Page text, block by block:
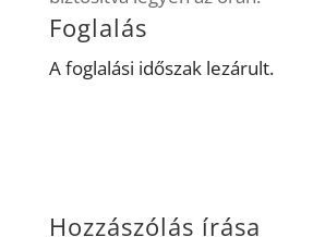
Foglalás
A foglalási időszak lezárult.
Hozzászólás írása